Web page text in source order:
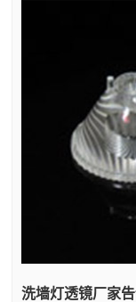
洗墙灯透镜厂家